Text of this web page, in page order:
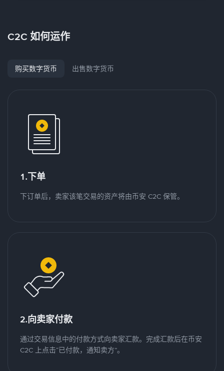
C2C 如何运作
购买数字货币 出售数字货币
1.下单
下订单后，卖家该笔交易的资产将由币安 C2C 保管。
2.向卖家付款
通过交易信息中的付款方式向卖家汇款。完成汇款后在币安
C2C 上点击“已付款，通知卖方”。